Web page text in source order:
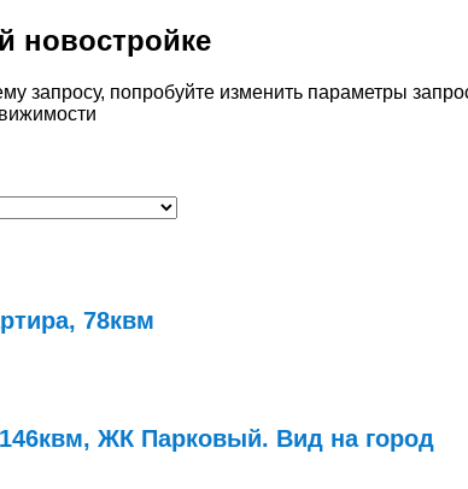
новостройке
запросу, попробуйте изменить параметры
78квм
ЖК Парковый. Вид на город